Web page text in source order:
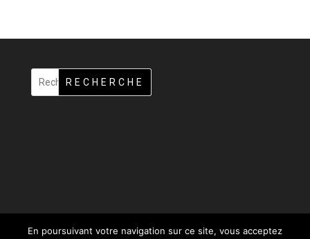
RECHERCHE
En poursuivant votre navigation sur ce site, vous acceptez